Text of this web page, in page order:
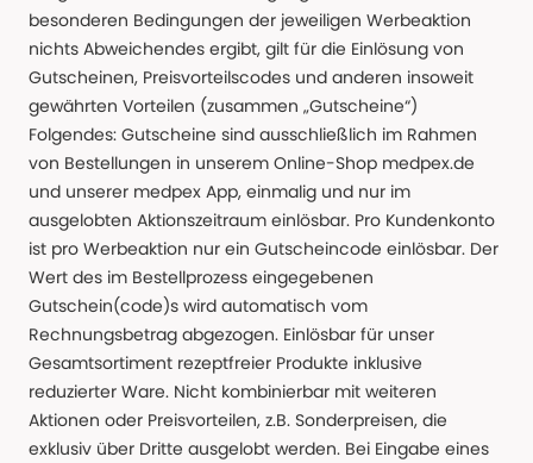
besonderen Bedingungen der jeweiligen Werbeaktion
nichts Abweichendes ergibt, gilt für die Einlösung von
Gutscheinen, Preisvorteilscodes und anderen insoweit
gewährten Vorteilen (zusammen „Gutscheine“)
Folgendes: Gutscheine sind ausschließlich im Rahmen
von Bestellungen in unserem Online-Shop medpex.de
und unserer medpex App, einmalig und nur im
ausgelobten Aktionszeitraum einlösbar. Pro Kundenkonto
ist pro Werbeaktion nur ein Gutscheincode einlösbar. Der
Wert des im Bestellprozess eingegebenen
Gutschein(code)s wird automatisch vom
Rechnungsbetrag abgezogen. Einlösbar für unser
Gesamtsortiment rezeptfreier Produkte inklusive
reduzierter Ware. Nicht kombinierbar mit weiteren
Aktionen oder Preisvorteilen, z.B. Sonderpreisen, die
exklusiv über Dritte ausgelobt werden. Bei Eingabe eines